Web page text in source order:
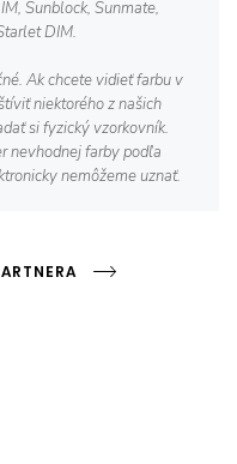
Sunblock, Sunmate,
DIM.
Ak chcete vidieť farbu v
niektorého z našich
si fyzický vzorkovník.
nevhodnej farby podľa
nemôžeme uznať.